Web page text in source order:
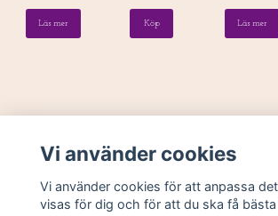
Läs mer Köp Läs mer
Vi använder cookies
Vi använder cookies för att anpassa
visas för dig och för att du ska få bästa